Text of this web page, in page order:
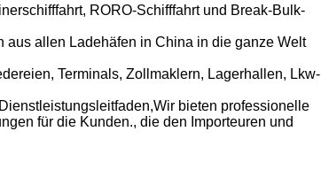
RORO-Schifffahrt und Break-Bulk-
allen Ladehäfen in China in die ganze Welt
Terminals, Zollmaklern, Lagerhallen, Lkw-
bieten professionelle
für die Kunden., die den Importeuren und